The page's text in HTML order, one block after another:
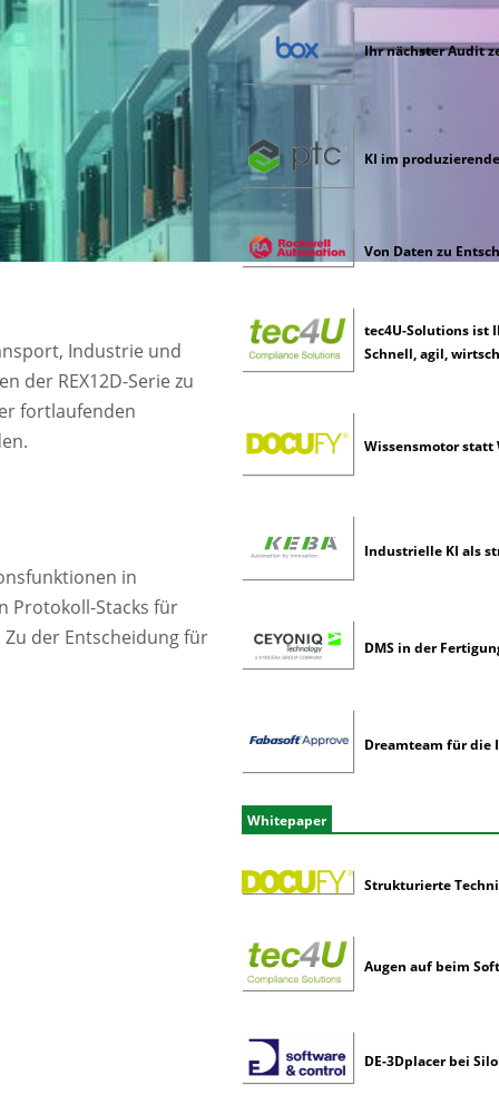
Industrie und
der REX12D-Serie zu
fortlaufenden
in
Protokoll-Stacks für
der Entscheidung für
Ihr nächster Audit
KI im
Von Daten zu
tec4U-Solutions ist
Schnell, agil,
Wissensmotor statt
Industrielle KI als
DMS in der
Dreamteam für die
Whitepaper
Strukturierte
Augen auf beim
DE-3Dplacer bei